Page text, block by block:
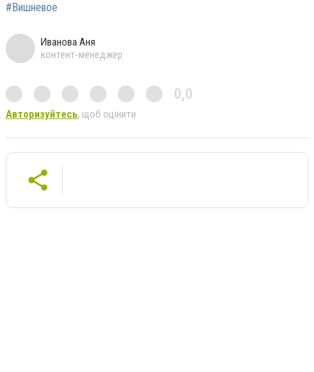
#Вишневое
Иванова Аня
контент-менеджер
0,0
Авторизуйтесь, щоб оцінити